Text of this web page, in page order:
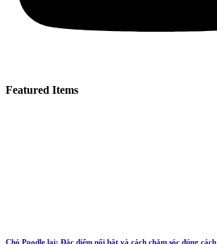
Featured Items
Chó Poodle lai: Đặc điểm nổi bật và cách chăm sóc đúng cách